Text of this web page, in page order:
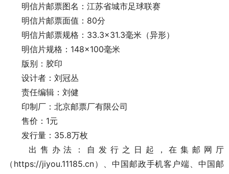
明信片邮票图名：江苏省城市足球联赛
明信片邮票面值：80分
明信片邮票规格：33.3×31.3毫米（异形）
明信片规格：148×100毫米
版别：胶印
设计者：刘冠丛
责任编辑：刘健
印制厂：北京邮票厂有限公司
售价：1元
发行量：35.8万枚
出售办法：自发行之日起，在集邮网厅
（https://jiyou.11185.cn）、中国邮政手机客户端、中国邮